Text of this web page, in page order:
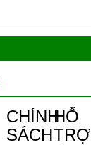
CHÍNH
SÁCH
HỖ
TRỢ